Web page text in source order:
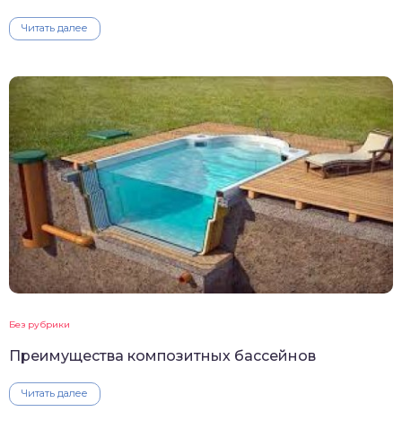
Читать далее
Без рубрики
Преимущества композитных бассейнов
Читать далее